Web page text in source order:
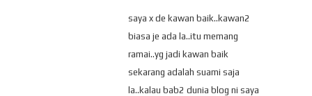
saya x de kawan baik..kawan2
biasa je ada la..itu memang
ramai..yg jadi kawan baik
sekarang adalah suami saja
la..kalau bab2 dunia blog ni saya